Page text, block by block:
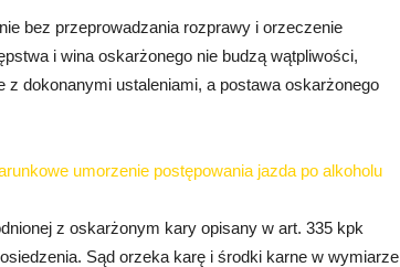
bez przeprowadzania rozprawy i orzeczenie
i wina oskarżonego nie budzą wątpliwości,
dokonanymi ustaleniami, a postawa oskarżonego
umorzenie postępowania jazda po alkoholu
z oskarżonym kary opisany w art. 335 kpk
Sąd orzeka karę i środki karne w wymiarze